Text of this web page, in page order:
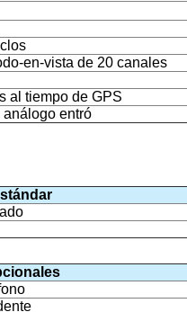
en-vista de 20 canales
al tiempo de GPS
análogo entró